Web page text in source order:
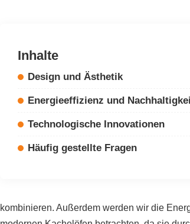
Inhalte
Design und Ästhetik
Energieeffizienz und
Technologische Innovationen
Häufig gestellte Fragen
kombinieren. Außerdem werden wir die